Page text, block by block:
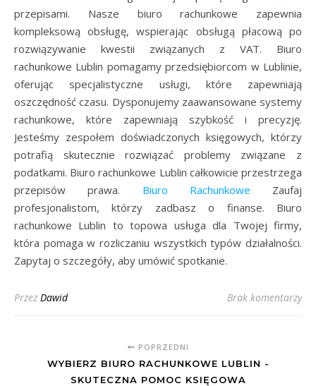
przepisami. Nasze biuro rachunkowe zapewnia
kompleksową obsługę, wspierając obsługą płacową po
rozwiązywanie kwestii związanych z VAT. Biuro
rachunkowe Lublin pomagamy przedsiębiorcom w Lublinie,
oferując specjalistyczne usługi, które zapewniają
oszczędność czasu. Dysponujemy zaawansowane systemy
rachunkowe, które zapewniają szybkość i precyzję.
Jesteśmy zespołem doświadczonych księgowych, którzy
potrafią skutecznie rozwiązać problemy związane z
podatkami. Biuro rachunkowe Lublin całkowicie przestrzega
przepisów prawa. Biuro Rachunkowe Zaufaj
profesjonalistom, którzy zadbasz o finanse. Biuro
rachunkowe Lublin to topowa usługa dla Twojej firmy,
która pomaga w rozliczaniu wszystkich typów działalności.
Zapytaj o szczegóły, aby umówić spotkanie.
Przez Dawid Brak komentarzy
POPRZEDNI
WYBIERZ BIURO RACHUNKOWE LUBLIN -
SKUTECZNA POMOC KSIĘGOWA